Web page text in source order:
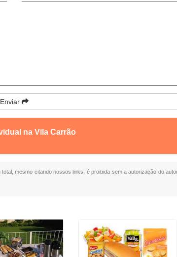
Enviar
na Vila Carrão
mesmo citando nossos links, é proibida sem a autorização do